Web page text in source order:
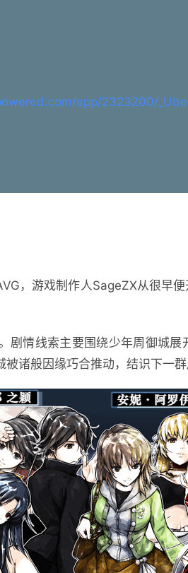
app/2323200/
，游戏制作人SageZX从很早
剧情线索主要围绕少年周御城
诸般因缘巧合推动，结识下一